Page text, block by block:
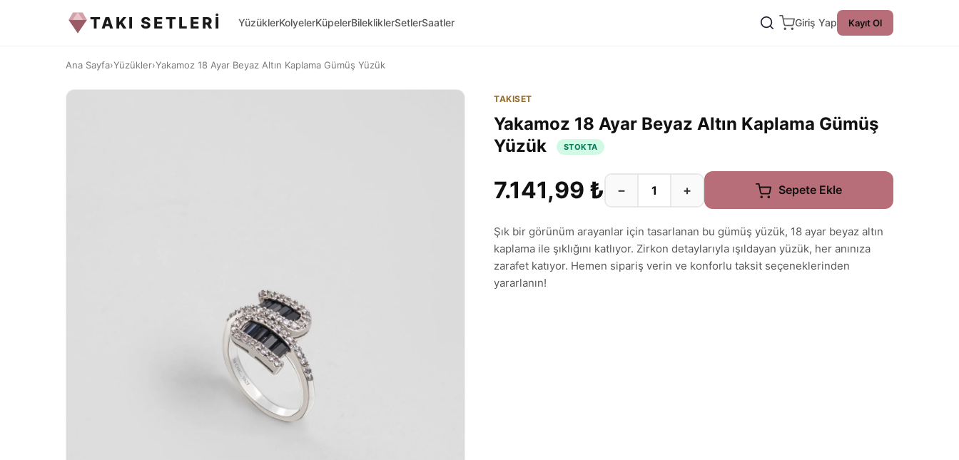
TAKI SETLERİ YüzüklerKolyelerKüpelerBilekliklerSetlerSaatler Giriş Yap Kayıt Ol
Ana Sayfa›Yüzükler›Yakamoz 18 Ayar Beyaz Altın Kaplama Gümüş Yüzük
TAKISET
Yakamoz 18 Ayar Beyaz Altın Kaplama Gümüş
Yüzük
STOKTA
7.141,99 ₺ − + Sepete Ekle
Şık bir görünüm arayanlar için tasarlanan bu gümüş yüzük, 18 ayar beyaz altın
kaplama ile şıklığını katlıyor. Zirkon detaylarıyla ışıldayan yüzük, her anınıza
zarafet katıyor. Hemen sipariş verin ve konforlu taksit seçeneklerinden
yararlanın!